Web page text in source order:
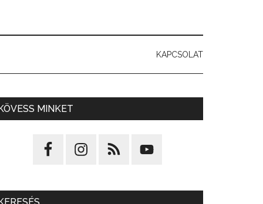
KAPCSOLAT
MINKET